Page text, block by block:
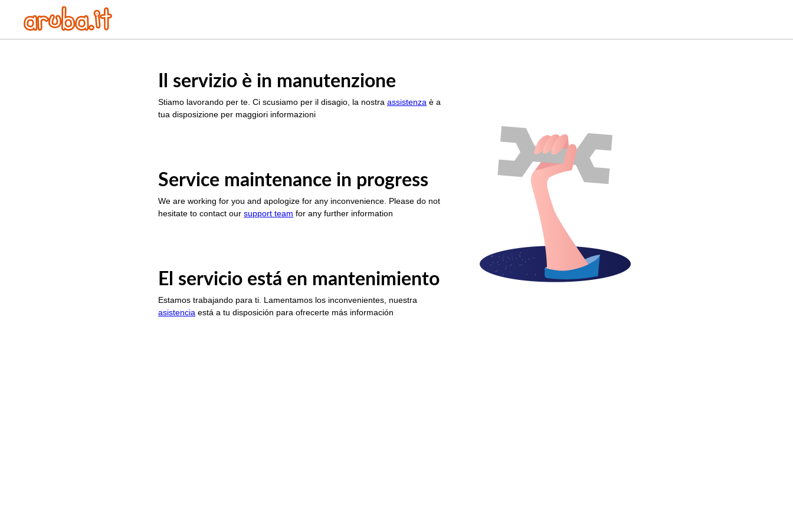
Il servizio è in manutenzione
Stiamo lavorando per te. Ci scusiamo per il disagio, la nostraassistenza è a
tua disposizione per maggiori informazioni
Service maintenance in progress
We are working for you and apologize for any inconvenience. Please do not
hesitate to contact oursupport team for any further information
El servicio está en mantenimiento
Estamos trabajando para ti. Lamentamos los inconvenientes, nuestra
asistencia está a tu disposición para ofrecerte más información